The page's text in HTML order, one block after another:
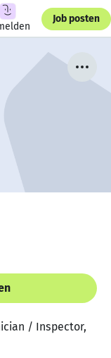
Job posten
/ Inspector,